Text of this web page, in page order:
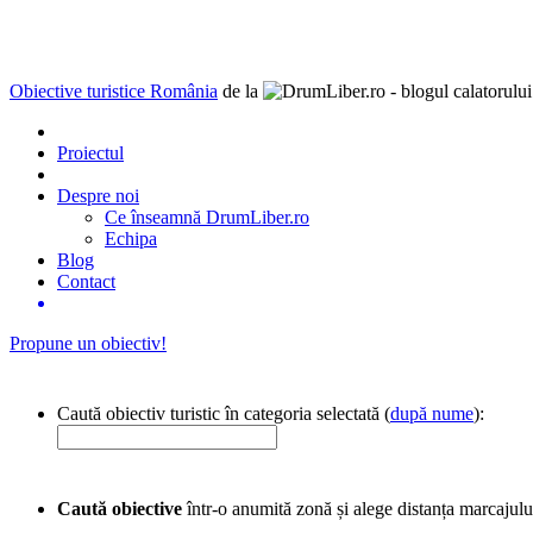
Obiective turistice România de la
Proiectul
Despre noi
Ce înseamnă DrumLiber.ro
Echipa
Blog
Contact
Propune un obiectiv!
Caută obiectiv turistic în categoria selectată (după nume):
Caută obiectiveîntr-o anumită zonă și alege distanța